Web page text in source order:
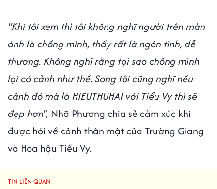
"Khi tôi xem thì tôi không nghĩ người trên màn
ảnh là chồng mình, thấy rất là ngôn tình, dễ
thương. Không nghĩ rằng tại sao chồng mình
lại có cảnh như thế. Song tôi cũng nghĩ nếu
cảnh đó mà là HIEUTHUHAI với Tiểu Vy thì sẽ
đẹp hơn", Nhã Phương chia sẻ cảm xúc khi
được hỏi về cảnh thân mật của Trường Giang
và Hoa hậu Tiểu Vy.
TIN LIÊN QUAN